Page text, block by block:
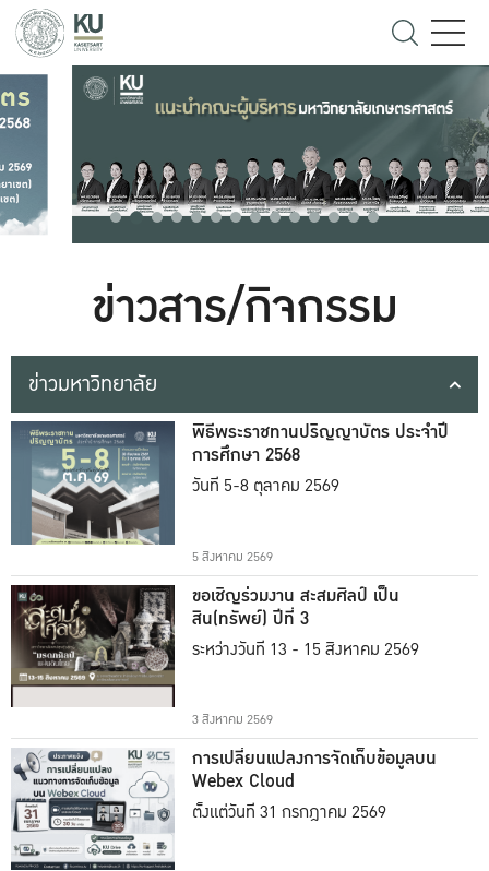
ข่าวสาร/กิจกรรม
ข่าวมหาวิทยาลัย
พิธีพระราชทานปริญญาบัตร ประจำปี
การศึกษา 2568
วันที่ 5-8 ตุลาคม 2569
5 สิงหาคม 2569
ขอเชิญร่วมงาน สะสมศิลป์ เป็น
สิน(ทรัพย์) ปีที่ 3
ระหว่างวันที่ 13 - 15 สิงหาคม 2569
3 สิงหาคม 2569
การเปลี่ยนแปลงการจัดเก็บข้อมูลบน
Webex Cloud
ตั้งแต่วันที่ 31 กรกฎาคม 2569